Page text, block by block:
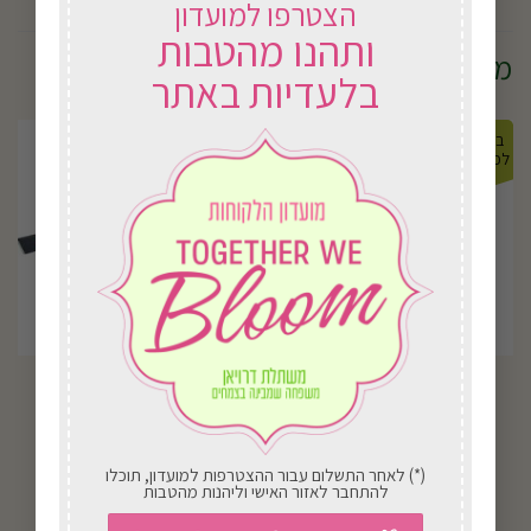
הצטרפו למועדון
ותהנו מהטבות
בלעדיות באתר
(*) לאחר התשלום עבור ההצטרפות למועדון, תוכלו
להתחבר לאזור האישי וליהנות מהטבות
מוצרים קשורים
במשלוח
לכל הארץ
₪
בחירת אפשרויות
לכל הארץ
J50 ראש מכוש
בחירת אפשרויות